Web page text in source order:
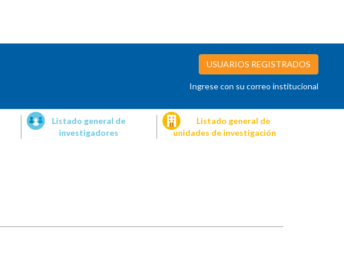
USUARIOS REGISTRADOS
Ingrese con su correo institucional
Listado general de
investigadores
Listado general de
unidades de investigación